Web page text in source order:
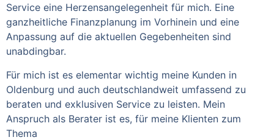
Service eine Herzensangelegenheit für mich. Eine
ganzheitliche Finanzplanung im Vorhinein und eine
Anpassung auf die aktuellen Gegebenheiten sind
unabdingbar.
Für mich ist es elementar wichtig meine Kunden in
Oldenburg und auch deutschlandweit umfassend zu
beraten und exklusiven Service zu leisten. Mein
Anspruch als Berater ist es, für meine Klienten zum
Thema